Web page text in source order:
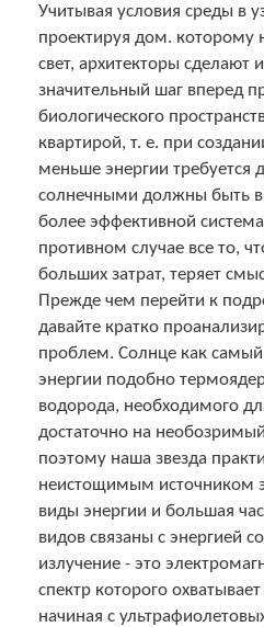
Учитывая условия среды в
проектируя дом. которому
свет, архитекторы сделают
значительный шаг вперед
биологического
квартирой, т. е. при
меньше энергии требуется
солнечными должны быть
более эффективной
противном случае все то,
больших затрат, теряет
Прежде чем перейти к
давайте кратко
проблем. Солнце как
энергии подобно
водорода, необходимого
достаточно на
поэтому наша звезда
неистощимым источником
виды энергии и большая
видов связаны с энергией
излучение - это
спектр которого
начиная с